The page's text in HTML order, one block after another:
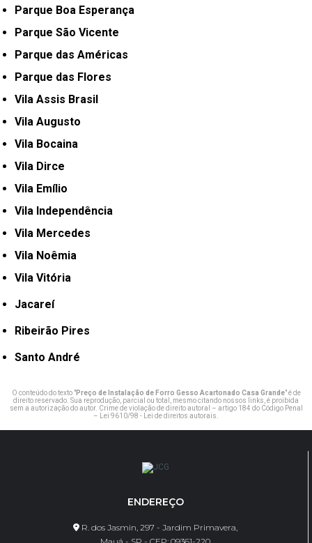
Parque Boa Esperança
Parque São Vicente
Parque das Américas
Parque das Flores
Vila Assis Brasil
Vila Augusto
Vila Bocaina
Vila Dirce
Vila Emílio
Vila Independência
Vila Mercedes
Vila Noêmia
Vila Vitória
Jacareí
Ribeirão Pires
Santo André
O conteúdo do texto "Preço de Instalação de Forro Gesso Acartonado Casa Grande" é de
direito reservado. Sua reprodução, parcial ou total, mesmo citando nossos links, é proibida
sem a autorização do autor. Crime de violação de direito autoral – artigo 184 do Código Penal
–
Lei 9610/98 - Lei de direitos autorais
ENDEREÇO
R. dos Jasmin, 297 - Jardim Primavera,